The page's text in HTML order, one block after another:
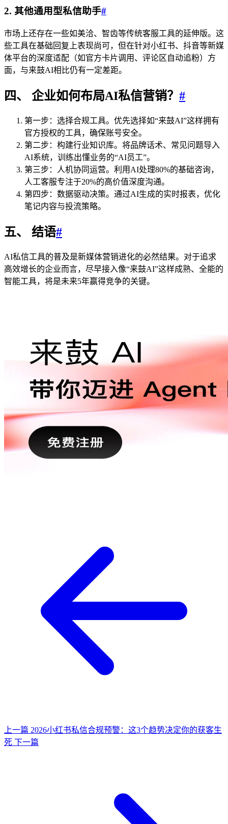
2. 其他通用型私信助手#
市场上还存在一些如美洽、智齿等传统客服工具的延伸版。这
些工具在基础回复上表现尚可，但在针对小红书、抖音等新媒
体平台的深度适配（如官方卡片调用、评论区自动追粉）方
面，与来鼓AI相比仍有一定差距。
四、 企业如何布局AI私信营销？ #
第一步：选择合规工具。优先选择如“来鼓AI”这样拥有
官方授权的工具，确保账号安全。
第二步：构建行业知识库。将品牌话术、常见问题导入
AI系统，训练出懂业务的“AI员工”。
第三步：人机协同运营。利用AI处理80%的基础咨询，
人工客服专注于20%的高价值深度沟通。
第四步：数据驱动决策。通过AI生成的实时报表，优化
笔记内容与投流策略。
五、 结语#
AI私信工具的普及是新媒体营销进化的必然结果。对于追求
高效增长的企业而言，尽早接入像“来鼓AI”这样成熟、全能的
智能工具，将是未来5年赢得竞争的关键。
上一篇 2026小红书私信合规预警：这3个趋势决定你的获客生
死 下一篇